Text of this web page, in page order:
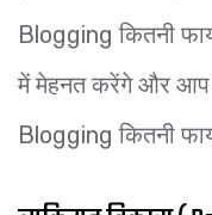
Blogging कितनी
में मेहनत करेंगे और आप
Blogging कितनी